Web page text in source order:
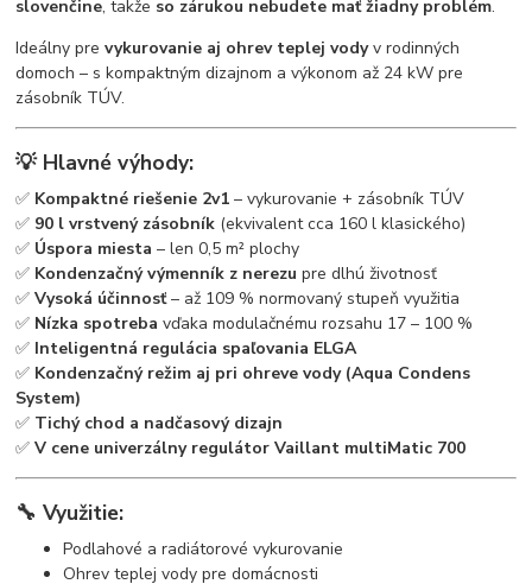
slovenčine, takže so zárukou nebudete mať žiadny problém.
Ideálny prevykurovanie aj ohrev teplej vodyv rodinných
domoch – s kompaktným dizajnom a výkonom až 24 kW pre
zásobník TÚV.
💡 Hlavné výhody:
✅ Kompaktné riešenie 2v1 – vykurovanie + zásobník TÚV
✅ 90 l vrstvený zásobník (ekvivalent cca 160 l klasického)
✅ Úspora miesta – len 0,5 m² plochy
✅ Kondenzačný výmenník z nerezu pre dlhú životnosť
✅Vysoká účinnosť– až 109 % normovaný stupeň využitia
✅ Nízka spotreba vďaka modulačnému rozsahu 17 – 100 %
✅ Inteligentná regulácia spaľovania ELGA
✅ Kondenzačný režim aj pri ohreve vody (Aqua Condens
System)
✅ Tichý chod a nadčasový dizajn
✅V cene univerzálny regulátor Vaillant multiMatic 700
🔧 Využitie:
Podlahové a radiátorové vykurovanie
Ohrev teplej vody pre domácnosti